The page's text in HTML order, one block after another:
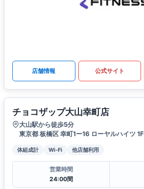
店舗情報 公式サイト
チョコザップ大山幸町店
大山駅から徒歩5分
東京都 板橋区 幸町1ー16 ローヤルハイツ 1F
体組成計 Wi-Fi 他店舗利用
営業時間
24:00間